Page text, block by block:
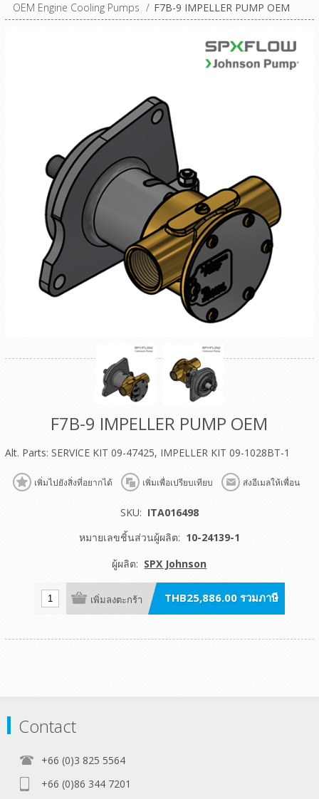
OEM Engine Cooling Pumps / F7B-9 IMPELLER PUMP OEM
F7B-9 IMPELLER PUMP OEM
Alt. Parts: SERVICE KIT 09-47425, IMPELLER KIT 09-1028BT-1
เพิ่มไปยังสิ่งที่อยากได้ เพิ่มเพื่อเปรียบเทียบ ส่งอีเมลให้เพื่อน
SKU: ITA016498
หมายเลขชิ้นส่วนผู้ผลิต: 10-24139-1
ผู้ผลิต: SPX Johnson
เพิ่มลงตะกร้า THB25,886.00 รวมภาษี
Contact
+66 (0)3 825 5564
+66 (0)86 344 7201